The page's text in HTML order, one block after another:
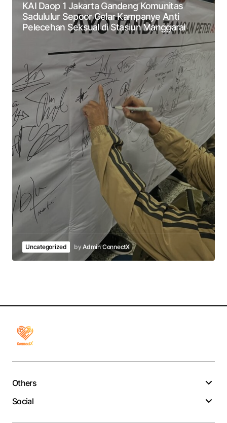
KAI Daop 1 Jakarta Gandeng Komunitas
Sadululur Sepoor Gelar Kampanye Anti
Pelecehan Seksual di Stasiun Manggarai
Uncategorized by Admin ConnectX
Others
Social